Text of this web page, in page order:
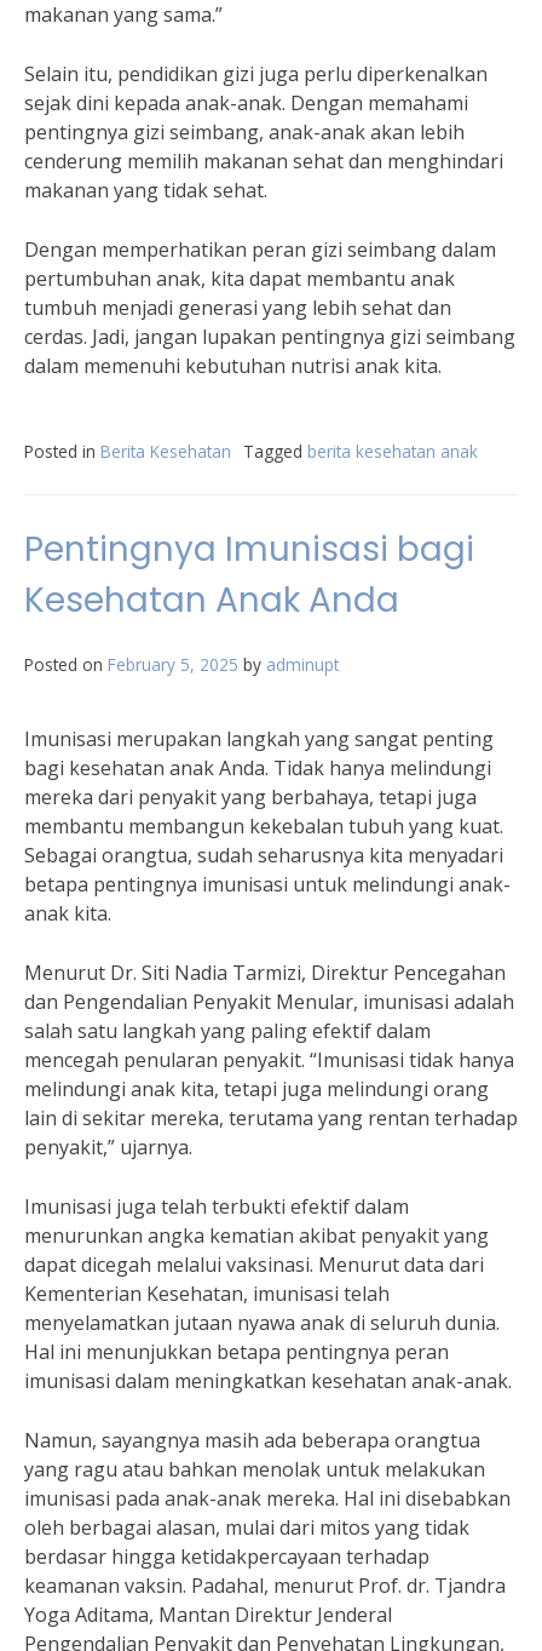
makanan yang sama.”
Selain itu, pendidikan gizi juga perlu diperkenalkan
sejak dini kepada anak-anak. Dengan memahami
pentingnya gizi seimbang, anak-anak akan lebih
cenderung memilih makanan sehat dan menghindari
makanan yang tidak sehat.
Dengan memperhatikan peran gizi seimbang dalam
pertumbuhan anak, kita dapat membantu anak
tumbuh menjadi generasi yang lebih sehat dan
cerdas. Jadi, jangan lupakan pentingnya gizi seimbang
dalam memenuhi kebutuhan nutrisi anak kita.
Posted in Berita Kesehatan Tagged berita kesehatan anak
Pentingnya Imunisasi bagi
Kesehatan Anak Anda
Posted on February 5, 2025 by adminupt
Imunisasi merupakan langkah yang sangat penting
bagi kesehatan anak Anda. Tidak hanya melindungi
mereka dari penyakit yang berbahaya, tetapi juga
membantu membangun kekebalan tubuh yang kuat.
Sebagai orangtua, sudah seharusnya kita menyadari
betapa pentingnya imunisasi untuk melindungi anak-
anak kita.
Menurut Dr. Siti Nadia Tarmizi, Direktur Pencegahan
dan Pengendalian Penyakit Menular, imunisasi adalah
salah satu langkah yang paling efektif dalam
mencegah penularan penyakit. “Imunisasi tidak hanya
melindungi anak kita, tetapi juga melindungi orang
lain di sekitar mereka, terutama yang rentan terhadap
penyakit,” ujarnya.
Imunisasi juga telah terbukti efektif dalam
menurunkan angka kematian akibat penyakit yang
dapat dicegah melalui vaksinasi. Menurut data dari
Kementerian Kesehatan, imunisasi telah
menyelamatkan jutaan nyawa anak di seluruh dunia.
Hal ini menunjukkan betapa pentingnya peran
imunisasi dalam meningkatkan kesehatan anak-anak.
Namun, sayangnya masih ada beberapa orangtua
yang ragu atau bahkan menolak untuk melakukan
imunisasi pada anak-anak mereka. Hal ini disebabkan
oleh berbagai alasan, mulai dari mitos yang tidak
berdasar hingga ketidakpercayaan terhadap
keamanan vaksin. Padahal, menurut Prof. dr. Tjandra
Yoga Aditama, Mantan Direktur Jenderal
Pengendalian Penyakit dan Penyehatan Lingkungan,